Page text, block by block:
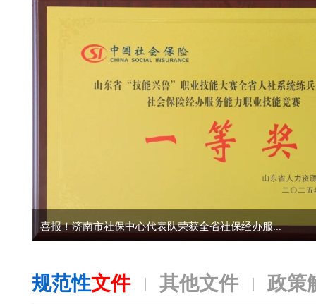
喜报！济南市社保中心代表队荣获全省社保经办服...
规范性文件 | 其他文件 | 政策